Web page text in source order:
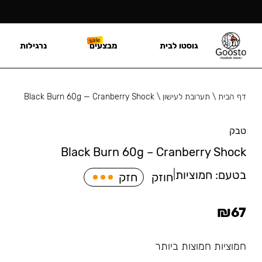
דף הבית\ תערובת לעישון \
Black Burn 60g — Cranberry Shock
טבק
Black Burn 60g – Cranberry Shock
בטעם: חמוציות חוזק חזק
₪67
חמוציות חמוצות ביותר
גוסטו לבית מבצעים נרגילות